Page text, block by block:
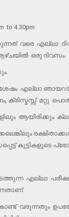
to 4.30pm
വരെ എല്ലാ
ഒരു ദിവസം
എല്ലാ
ക്രിസ്മസ്സ് മറ്റു
ആയിരിക്കും
രക്ഷിതാക്കള്‍
കുട്ടികളുടെ
നടത്തുന്ന എല്ലാ
കൊണ്ട് വരുന്നതും